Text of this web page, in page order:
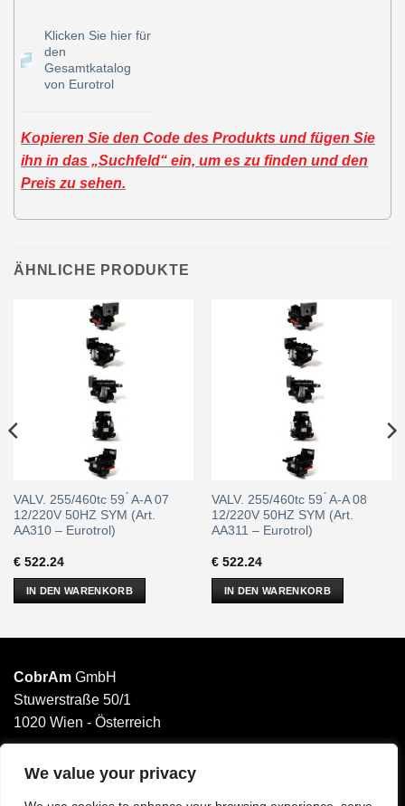
We value your privacy
Klicken Sie hier für
den
Gesamtkatalog
von Eurotrol
Kopieren Sie den Code des Produkts und fügen Sie
ihn in das „Suchfeld“ ein, um es zu finden und den
Preis zu sehen.
ÄHNLICHE PRODUKTE
VALV. 255/460tc 59 ́ A-A 07
12/220V 50HZ SYM (Art.
AA310 – Eurotrol)
€522.24
IN DEN WARENKORB
VALV. 255/460tc 59 ́ A-A 08
12/220V 50HZ SYM (Art.
AA311 – Eurotrol)
€522.24
IN DEN WARENKORB
CobrAm GmbH
Stuwerstraße 50/1
1020 Wien - Österreich
______________________
Email: office@cobram.gmbh